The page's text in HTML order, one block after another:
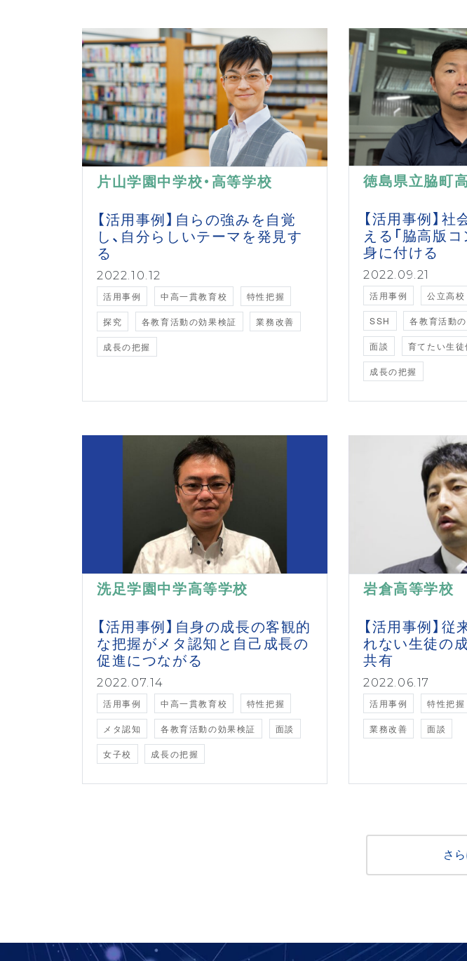
片山学園中学校・高等学校
【活用事例】自らの強みを自覚
し、自分らしいテーマを発見す
る
2022.10.12
活用事例 中高一貫教育校 特性把握
探究 各教育活動の効果検証 業務改善
成長の把握
徳島県立脇町
【活用事例】
える「脇高版
身に付ける
2022.09.21
活用事例 公立高校
SSH 各教育活動
面談 育てたい生
成長の把握
洗足学園中学高等学校
【活用事例】自身の成長の客観的
な把握がメタ認知と自己成長の
促進につながる
2022.07.14
活用事例 中高一貫教育校 特性把握
メタ認知 各教育活動の効果検証 面談
女子校 成長の把握
岩倉高等学校
【活用事例】
れない生徒の
共有
2022.06.17
活用事例 特性把握
業務改善 面談
さ